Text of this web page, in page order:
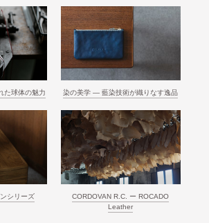
た球体の魅力 染の美学 ― 藍染技術が織りなす逸品
シリーズ
CORDOVAN R.C. ー ROCADO
Leather